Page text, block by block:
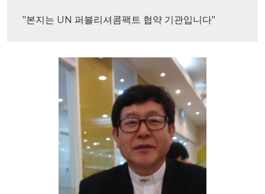
"본지는 UN 퍼블리셔콤팩트 협약 기관입니다"